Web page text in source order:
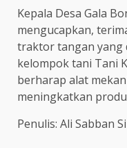
Kepala Desa Gala
mengucapkan,
traktor tangan yang
kelompok tani Tani
berharap alat
meningkatkan
Penulis: Ali Sabban